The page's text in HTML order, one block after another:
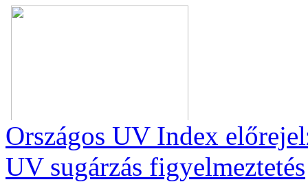
Országos UV Index
UV sugárzás figyelmeztetés